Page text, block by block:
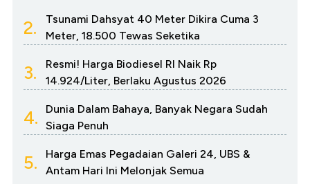
2.
Tsunami Dahsyat 40 Meter Dikira Cuma 3
Meter, 18.500 Tewas Seketika
3.
Resmi! Harga Biodiesel RI Naik Rp
14.924/Liter, Berlaku Agustus 2026
4.
Dunia Dalam Bahaya, Banyak Negara Sudah
Siaga Penuh
5.
Harga Emas Pegadaian Galeri 24, UBS &
Antam Hari Ini Melonjak Semua